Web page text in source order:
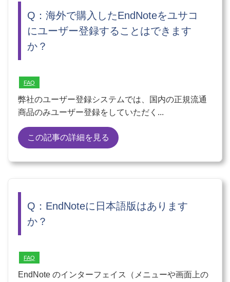
Q：海外で購入したEndNoteをユサコ
にユーザー登録することはできます
か？
FAQ
弊社のユーザー登録システムでは、国内の正規流通
商品のみユーザー登録をしていただく...
この記事の詳細を見る
Q：EndNoteに日本語版はあります
か？
FAQ
EndNote のインターフェイス（メニューや画面上の